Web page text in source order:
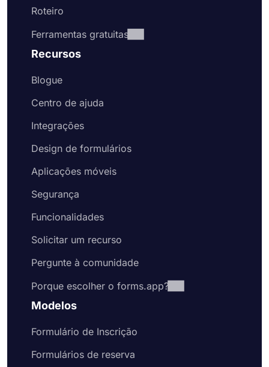
Roteiro
Ferramentas gratuitas
Recursos
Blogue
Centro de ajuda
Integrações
Design de formulários
Aplicações móveis
Segurança
Funcionalidades
Solicitar um recurso
Pergunte à comunidade
Porque escolher o forms.app?
Modelos
Formulário de Inscrição
Formulários de reserva